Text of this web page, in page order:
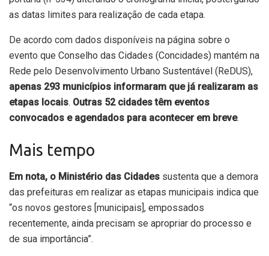
as datas limites para realização de cada etapa.
De acordo com dados disponíveis na página sobre o
evento que Conselho das Cidades (Concidades) mantém na
Rede pelo Desenvolvimento Urbano Sustentável (ReDUS),
apenas 293 municípios informaram que já realizaram as
etapas locais. Outras 52 cidades têm eventos
convocados e agendados para acontecer em breve.
Mais tempo
Em nota, o Ministério das Cidades sustenta que a demora
das prefeituras em realizar as etapas municipais indica que
“os novos gestores [municipais], empossados
recentemente, ainda precisam se apropriar do processo e
de sua importância”.